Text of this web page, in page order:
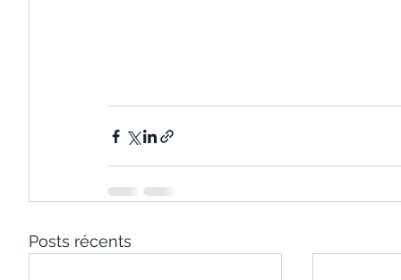
Posts récents